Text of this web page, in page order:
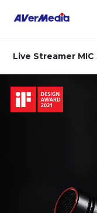
Live Streamer MIC